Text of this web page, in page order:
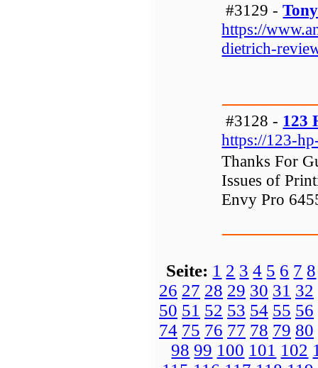
#3129 -
https://
dietrich-
#3128 - 123
https://123-
Thanks For
Issues of
Envy Pro
Seite: 1 2 3 4 5 6 7 8
26 27 28 29 30 31 32
50 51 52 53 54 55 56
74 75 76 77 78 79 80
98 99 100 101 102